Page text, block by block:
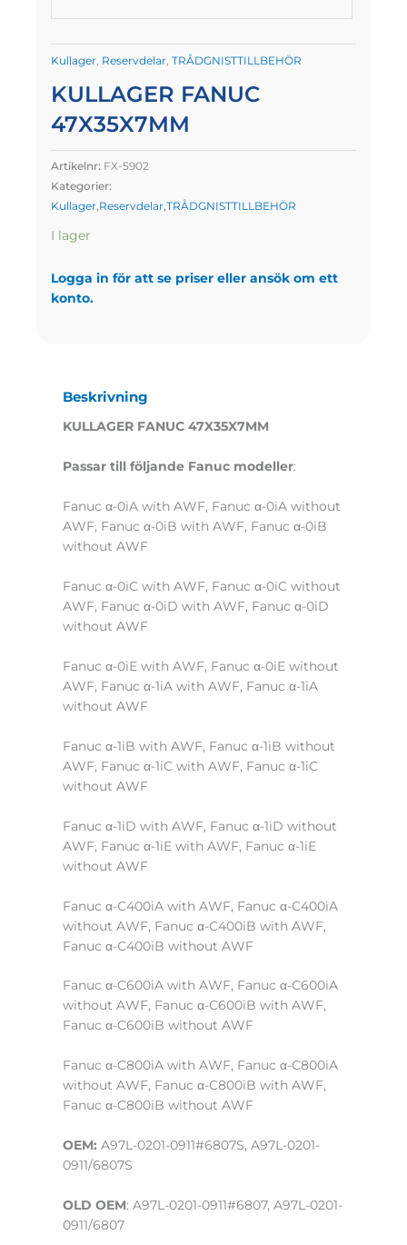
Kullager, Reservdelar, TRÅDGNISTTILLBEHÖR
KULLAGER FANUC
47X35X7MM
Artikelnr: FX-5902
Kategorier:
Kullager,Reservdelar,TRÅDGNISTTILLBEHÖR
I lager
Logga in för att se priser eller ansök om ett
konto.
Beskrivning
KULLAGER FANUC 47X35X7MM
Passar till följande Fanuc modeller:
Fanuc α-0iA with AWF, Fanuc α-0iA without
AWF, Fanuc α-0iB with AWF, Fanuc α-0iB
without AWF
Fanuc α-0iC with AWF, Fanuc α-0iC without
AWF, Fanuc α-0iD with AWF, Fanuc α-0iD
without AWF
Fanuc α-0iE with AWF, Fanuc α-0iE without
AWF, Fanuc α-1iA with AWF, Fanuc α-1iA
without AWF
Fanuc α-1iB with AWF, Fanuc α-1iB without
AWF, Fanuc α-1iC with AWF, Fanuc α-1iC
without AWF
Fanuc α-1iD with AWF, Fanuc α-1iD without
AWF, Fanuc α-1iE with AWF, Fanuc α-1iE
without AWF
Fanuc α-C400iA with AWF, Fanuc α-C400iA
without AWF, Fanuc α-C400iB with AWF,
Fanuc α-C400iB without AWF
Fanuc α-C600iA with AWF, Fanuc α-C600iA
without AWF, Fanuc α-C600iB with AWF,
Fanuc α-C600iB without AWF
Fanuc α-C800iA with AWF, Fanuc α-C800iA
without AWF, Fanuc α-C800iB with AWF,
Fanuc α-C800iB without AWF
OEM:A97L-0201-0911#6807S, A97L-0201-
0911/6807S
OLD OEM: A97L-0201-0911#6807, A97L-0201-
0911/6807